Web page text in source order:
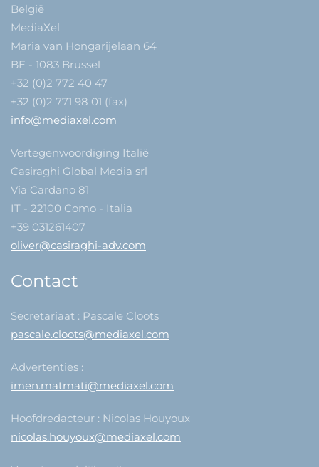
België
MediaXel
Maria van Hongarijelaan 64
BE - 1083 Brussel
+32 (0)2 772 40 47
+32 (0)2 771 98 01 (fax)
info@mediaxel.com
Vertegenwoordiging Italië
Casiraghi Global Media srl
Via Cardano 81
IT - 22100 Como - Italia
+39 031261407
oliver@casiraghi-adv.com
Contact
Secretariaat : Pascale Cloots
pascale.cloots@mediaxel.com
Advertenties :
imen.matmati@mediaxel.com
Hoofdredacteur : Nicolas Houyoux
nicolas.houyoux@mediaxel.com